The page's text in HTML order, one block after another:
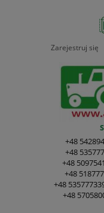
Zarejestruj się
+48
+48
+48
+48
+48
+48